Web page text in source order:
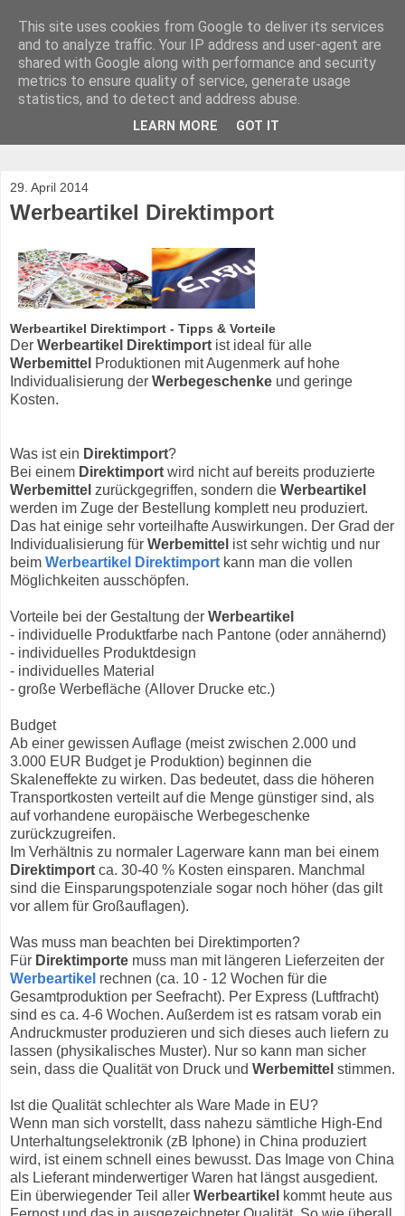
merchandisers.eu - Blog für Werbeartikel &
29. April 2014
Werbeartikel Direktimport
Werbeartikel Direktimport - Tipps & Vorteile
Der Werbeartikel Direktimport ist ideal für alle
Werbemittel Produktionen mit Augenmerk auf hohe
Individualisierung der Werbegeschenke und geringe
Kosten.
Was ist ein Direktimport?
Bei einem Direktimport wird nicht auf bereits produzierte
Werbemittel zurückgegriffen, sondern die Werbeartikel
werden im Zuge der Bestellung komplett neu produziert.
Das hat einige sehr vorteilhafte Auswirkungen. Der Grad der
Individualisierung für Werbemittel ist sehr wichtig und nur
beim Werbeartikel Direktimport kann man die vollen
Möglichkeiten ausschöpfen.
Vorteile bei der Gestaltung der Werbeartikel
- individuelle Produktfarbe nach Pantone (oder annähernd)
- individuelles Produktdesign
- individuelles Material
- große Werbefläche (Allover Drucke etc.)
Budget
Ab einer gewissen Auflage (meist zwischen 2.000 und
3.000 EUR Budget je Produktion) beginnen die
Skaleneffekte zu wirken. Das bedeutet, dass die höheren
Transportkosten verteilt auf die Menge günstiger sind, als
auf vorhandene europäische Werbegeschenke
zurückzugreifen.
Im Verhältnis zu normaler Lagerware kann man bei einem
Direktimport ca. 30-40 % Kosten einsparen. Manchmal
sind die Einsparungspotenziale sogar noch höher (das gilt
vor allem für Großauflagen).
Was muss man beachten bei Direktimporten?
Für Direktimporte muss man mit längeren Lieferzeiten der
Werbeartikel rechnen (ca. 10 - 12 Wochen für die
Gesamtproduktion per Seefracht). Per Express (Luftfracht)
sind es ca. 4-6 Wochen. Außerdem ist es ratsam vorab ein
Andruckmuster produzieren und sich dieses auch liefern zu
lassen (physikalisches Muster). Nur so kann man sicher
sein, dass die Qualität von Druck und Werbemittel stimmen.
Ist die Qualität schlechter als Ware Made in EU?
Wenn man sich vorstellt, dass nahezu sämtliche High-End
Unterhaltungselektronik (zB Iphone) in China produziert
wird, ist einem schnell eines bewusst. Das Image von China
als Lieferant minderwertiger Waren hat längst ausgedient.
Ein überwiegender Teil aller Werbeartikel kommt heute aus
This site uses cookies from Google to deliver its services
and to analyze traffic. Your IP address and user-agent are
shared with Google along with performance and security
metrics to ensure quality of service, generate usage
statistics, and to detect and address abuse.
LEARN MORE GOT IT